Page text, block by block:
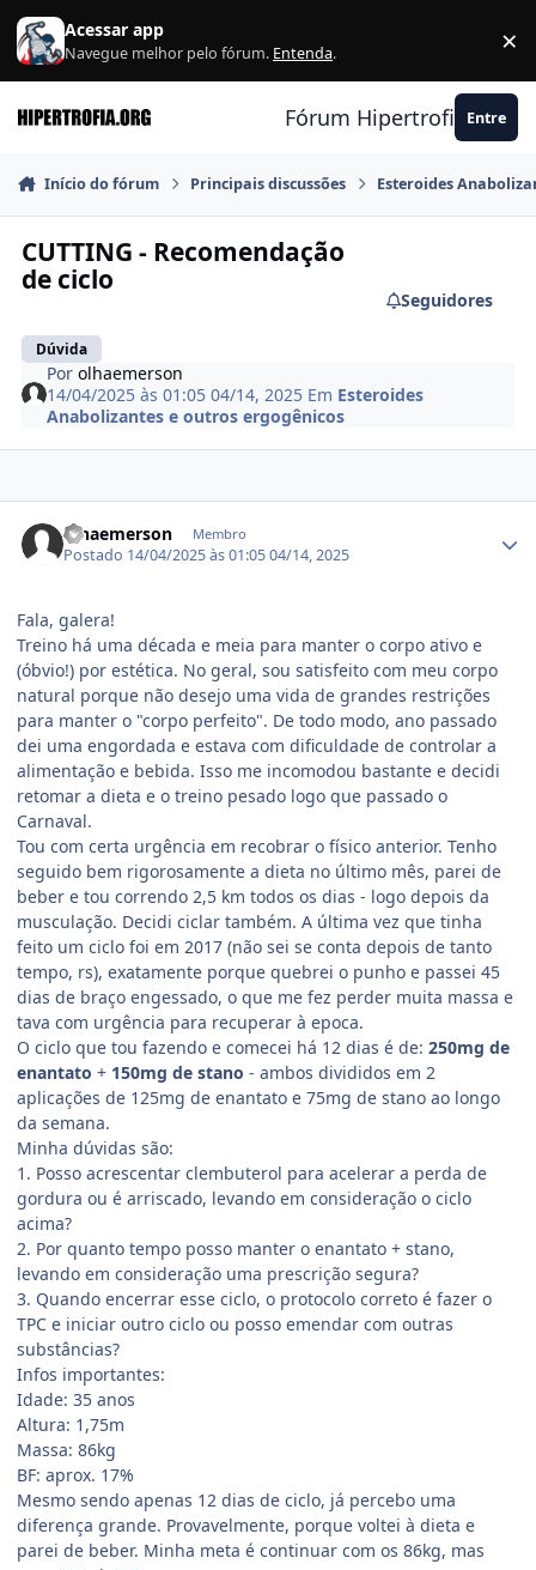
Ir para conteúdo
Acessar app
Navegue melhor pelo fórum. Entenda. ×
Fórum Hipertrofia.org
Entre
Início do fórum Principais discussões Esteroides
CUTTING - Recomendação
de ciclo
Dúvida
Seguidores
Porolhaemerson
14/04/2025 às 01:0504/14, 2025 Em Esteroides
Anabolizantes e outros ergogênicos
olhaemerson Membro
Postado 14/04/2025 às 01:0504/14, 2025
Fala, galera!
Treino há uma década e meia para manter o corpo ativo e
(óbvio!) por estética. No geral, sou satisfeito com meu corpo
natural porque não desejo uma vida de grandes restrições
para manter o "corpo perfeito". De todo modo, ano passado
dei uma engordada e estava com dificuldade de controlar a
alimentação e bebida. Isso me incomodou bastante e decidi
retomar a dieta e o treino pesado logo que passado o
Carnaval.
Tou com certa urgência em recobrar o físico anterior. Tenho
seguido bem rigorosamente a dieta no último mês, parei de
beber e tou correndo 2,5 km todos os dias - logo depois da
musculação. Decidi ciclar também. A última vez que tinha
feito um ciclo foi em 2017 (não sei se conta depois de tanto
tempo, rs), exatamente porque quebrei o punho e passei 45
dias de braço engessado, o que me fez perder muita massa e
tava com urgência para recuperar à epoca.
O ciclo que tou fazendo e comecei há 12 dias é de: 250mg de
enantato + 150mg de stano - ambos divididos em 2
aplicações de 125mg de enantato e 75mg de stano ao longo
da semana.
Minha dúvidas são:
1. Posso acrescentar clembuterol para acelerar a perda de
gordura ou é arriscado, levando em consideração o ciclo
acima?
2. Por quanto tempo posso manter o enantato + stano,
levando em consideração uma prescrição segura?
3. Quando encerrar esse ciclo, o protocolo correto é fazer o
TPC e iniciar outro ciclo ou posso emendar com outras
substâncias?
Infos importantes:
Idade: 35 anos
Altura: 1,75m
Massa: 86kg
BF: aprox. 17%
Mesmo sendo apenas 12 dias de ciclo, já percebo uma
diferença grande. Provavelmente, porque voltei à dieta e
parei de beber. Minha meta é continuar com os 86kg, mas